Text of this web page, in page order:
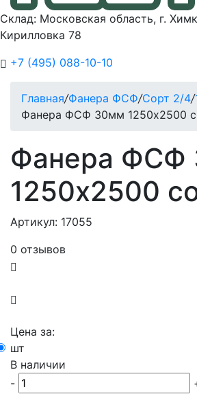
Склад: Московская область, г.
Кирилловка 78
+7 (495) 088-10-10
Главная/Фанера ФСФ/Сорт 2/4/
Фанера ФСФ 30мм 1250х2500
Фанера ФСФ
1250х2500
Артикул: 17055
0 отзывов
Цена за:
шт
В наличии
-